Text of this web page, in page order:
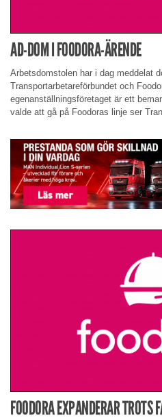
AD-DOM I FOODORA-ÄRENDE
Arbetsdomstolen har i dag meddelat
Transportarbetareförbundet och
egenanställningsföretaget är ett
valde att gå på Foodoras linje ser
FOODORA EXPANDERAR TROTS